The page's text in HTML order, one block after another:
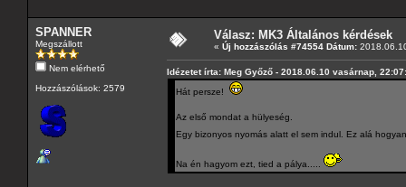
SPANNER
Megszállott
Nem elérhető
Hozzászólások: 2579
Válasz: MK3 Általános kérdések
« Új hozzászólás #74554 Dátum:
Idézetet írta: Meg Győző - 2018.06.10 vasárnap,
Hát persze!
Az első mondat a hülyeség.
Egy bizonyos nyomás alatt el sem indul. Ez alá
Na én hagyom ezt, tied a pálya.....